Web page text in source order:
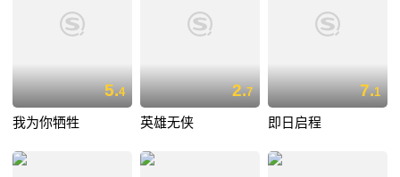
5.4
我为你牺牲
2.7
英雄无侠
7.1
即日启程